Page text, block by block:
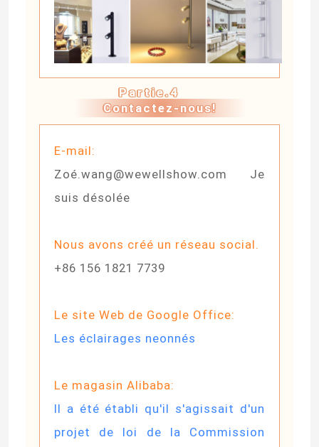
Partie.4
Contactez-nous!
E-mail:
Zoé.wang@wewellshow.com Je
suis désolée
Nous avons créé un réseau social.
+86 156 1821 7739
Le site Web de Google Office:
Les éclairages neonnés
Le magasin Alibaba:
Il a été établi qu'il s'agissait d'un
projet de loi de la Commission